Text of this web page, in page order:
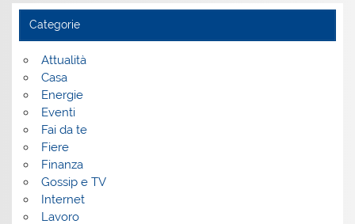
Categorie
Attualità
Casa
Energie
Eventi
Fai da te
Fiere
Finanza
Gossip e TV
Internet
Lavoro